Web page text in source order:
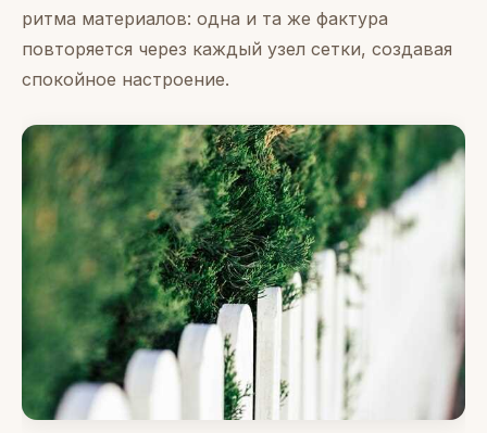
ритма материалов: одна и та же фактура
повторяется через каждый узел сетки, создавая
спокойное настроение.